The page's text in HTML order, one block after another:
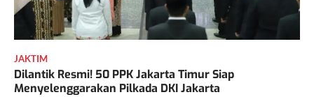
JAKTIM
Dilantik Resmi! 50 PPK Jakarta Timur Siap
Menyelenggarakan Pilkada DKI Jakarta